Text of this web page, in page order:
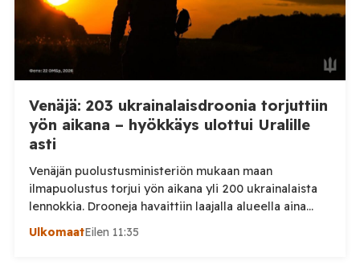
Venäjä: 203 ukrainalaisdroonia torjuttiin
yön aikana – hyökkäys ulottui Uralille
asti
Venäjän puolustusministeriön mukaan maan
ilmapuolustus torjui yön aikana yli 200 ukrainalaista
lennokkia. Drooneja havaittiin laajalla alueella aina
Uralille asti. Venäjän puolustusministeriön virallisen
UlkomaatEilen 11:35